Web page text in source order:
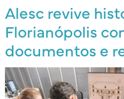
Alesc revive
Florianópolis
documentos e